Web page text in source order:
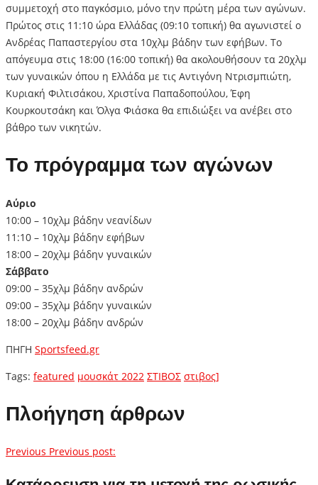
συμμετοχή στο παγκόσμιο, μόνο την πρώτη μέρα των αγώνων.
Πρώτος στις 11:10 ώρα Ελλάδας (09:10 τοπική) θα αγωνιστεί ο
Ανδρέας Παπαστεργίου στα 10χλμ βάδην των εφήβων. Το
απόγευμα στις 18:00 (16:00 τοπική) θα ακολουθήσουν τα 20χλμ
των γυναικών όπου η Ελλάδα με τις Αντιγόνη Ντρισμπιώτη,
Κυριακή Φιλτισάκου, Χριστίνα Παπαδοπούλου, Έφη
Κουρκουτσάκη και Όλγα Φιάσκα θα επιδιώξει να ανέβει στο
βάθρο των νικητών.
Το πρόγραμμα των αγώνων
Αύριο
10:00 – 10χλμ βάδην νεανίδων
11:10 – 10χλμ βάδην εφήβων
18:00 – 20χλμ βάδην γυναικών
Σάββατο
09:00 – 35χλμ βάδην ανδρών
09:00 – 35χλμ βάδην γυναικών
18:00 – 20χλμ βάδην ανδρών
ΠΗΓΗ Sportsfeed.gr
Tags: featured μουσκάτ 2022 ΣΤΙΒΟΣ στιβος]
Πλοήγηση άρθρων
Previous Previous post: